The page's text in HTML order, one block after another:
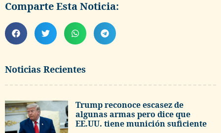
Noticias Recientes
Trump reconoce escasez de
algunas armas pero dice que
EE.UU. tiene munición suficiente
Comparte Esta Noticia: